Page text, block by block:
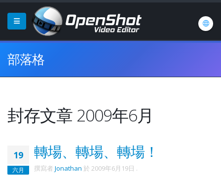
部落格
封存文章 2009年6月
19
六月
轉場、轉場、轉場！
撰寫者 Jonathan 於 2009年6月19日 .